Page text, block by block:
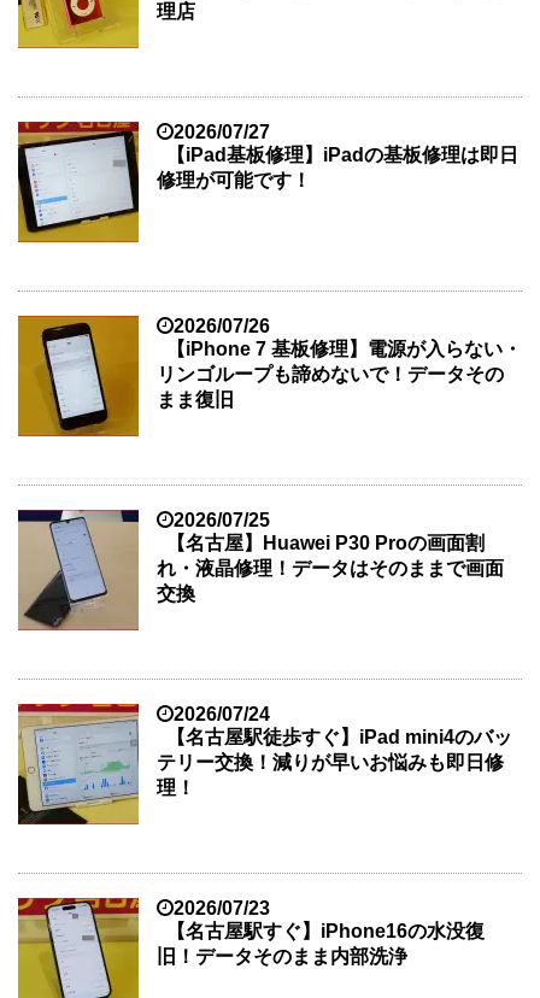
理店
2026/07/27
【iPad基板修理】iPadの基板修理は即日
修理が可能です！
2026/07/26
【iPhone 7 基板修理】電源が入らない・
リンゴループも諦めないで！データその
まま復旧
2026/07/25
【名古屋】Huawei P30 Proの画面割
れ・液晶修理！データはそのままで画面
交換
2026/07/24
【名古屋駅徒歩すぐ】iPad mini4のバッ
テリー交換！減りが早いお悩みも即日修
理！
2026/07/23
【名古屋駅すぐ】iPhone16の水没復
旧！データそのまま内部洗浄